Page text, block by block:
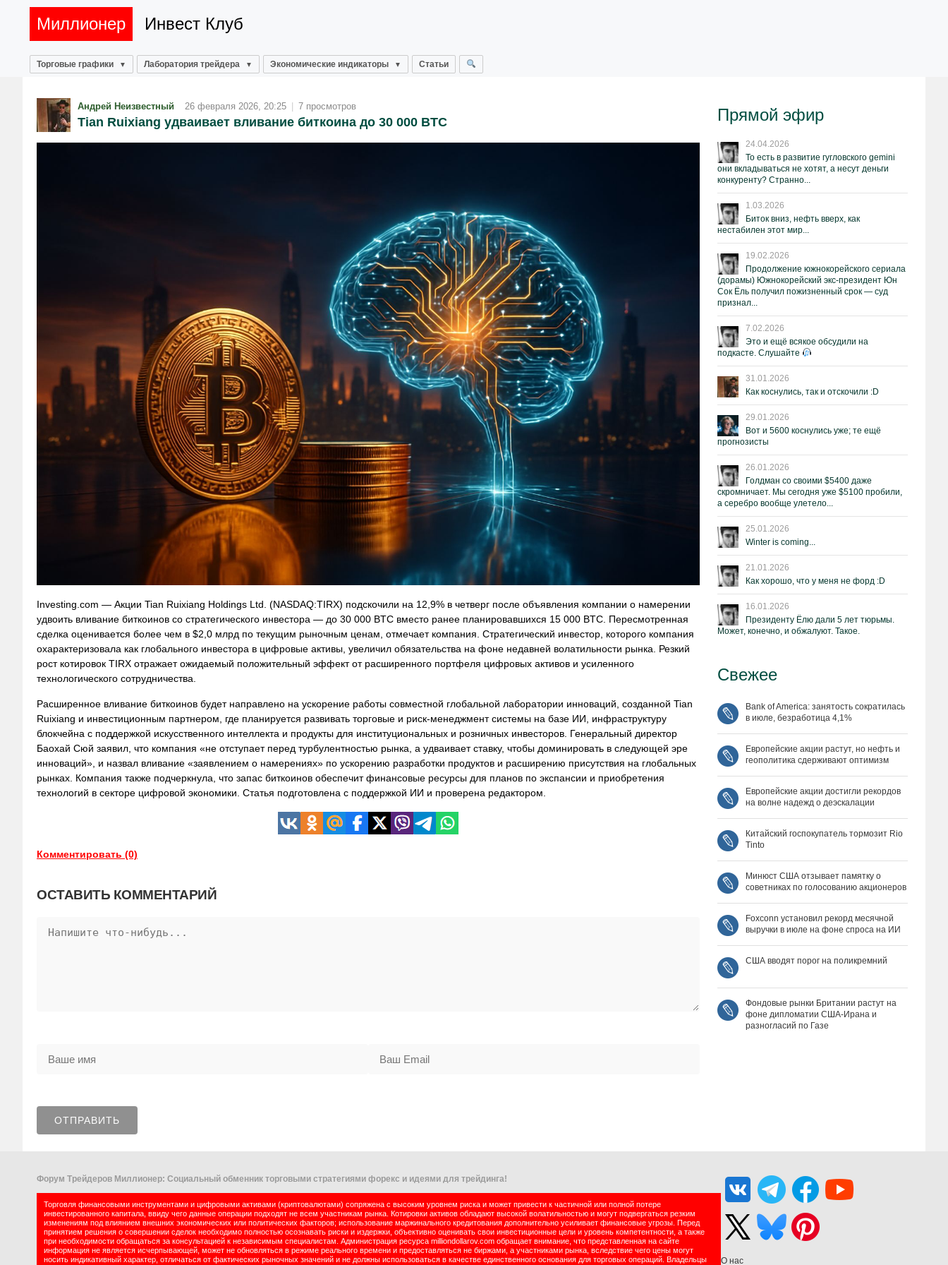
Миллионер Инвест Клуб
Торговые графики Лаборатория трейдера Экономические индикаторы Статьи
Андрей Неизвестный 26 февраля 2026, 20:25 | 7 просмотров
Tian Ruixiang удваивает вливание биткоина до 30 000 BTC
Investing.com — Акции Tian Ruixiang Holdings Ltd. (NASDAQ:TIRX) подскочили на 12,9% в четверг после объявления компании о намерении
удвоить вливание биткоинов со стратегического инвестора — до 30 000 BTC вместо ранее планировавшихся 15 000 BTC. Пересмотренная
сделка оценивается более чем в $2,0 млрд по текущим рыночным ценам, отмечает компания. Стратегический инвестор, которого компания
охарактеризовала как глобального инвестора в цифровые активы, увеличил обязательства на фоне недавней волатильности рынка. Резкий
рост котировок TIRX отражает ожидаемый положительный эффект от расширенного портфеля цифровых активов и усиленного
технологического сотрудничества.
Расширенное вливание биткоинов будет направлено на ускорение работы совместной глобальной лаборатории инноваций, созданной Tian
Ruixiang и инвестиционным партнером, где планируется развивать торговые и риск-менеджмент системы на базе ИИ, инфраструктуру
блокчейна с поддержкой искусственного интеллекта и продукты для институциональных и розничных инвесторов. Генеральный директор
Баохай Сюй заявил, что компания «не отступает перед турбулентностью рынка, а удваивает ставку, чтобы доминировать в следующей эре
инноваций», и назвал вливание «заявлением о намерениях» по ускорению разработки продуктов и расширению присутствия на глобальных
рынках. Компания также подчеркнула, что запас биткоинов обеспечит финансовые ресурсы для планов по экспансии и приобретения
технологий в секторе цифровой экономики. Статья подготовлена с поддержкой ИИ и проверена редактором.
Комментировать (0)
ОСТАВИТЬ КОММЕНТАРИЙ
Прямой эфир
24.04.2026
То есть в развитие гугловского gemini
они вкладываться не хотят, а несут деньги
конкуренту? Странно...
1.03.2026
Биток вниз, нефть вверх, как
нестабилен этот мир...
19.02.2026
Продолжение южнокорейского сериала
(дорамы) Южнокорейский экс-президент Юн
Сок Ёль получил пожизненный срок — суд
признал...
7.02.2026
Это и ещё всякое обсудили на
подкасте. Слушайте
31.01.2026
Как коснулись, так и отскочили :D
29.01.2026
Вот и 5600 коснулись уже; те ещё
прогнозисты
26.01.2026
Голдман со своими $5400 даже
скромничает. Мы сегодня уже $5100 пробили,
а серебро вообще улетело...
25.01.2026
Winter is coming...
21.01.2026
Как хорошо, что у меня не форд :D
16.01.2026
Президенту Ёлю дали 5 лет тюрьмы.
Может, конечно, и обжалуют. Такое.
Свежее
Bank of America: занятость сократилась
в июле, безработица 4,1%
Европейские акции растут, но нефть и
геополитика сдерживают оптимизм
Европейские акции достигли рекордов
на волне надежд о деэскалации
Китайский госпокупатель тормозит Rio
Tinto
Минюст США отзывает памятку о
советниках по голосованию акционеров
Foxconn установил рекорд месячной
выручки в июле на фоне спроса на ИИ
США вводят порог на поликремний
Фондовые рынки Британии растут на
фоне дипломатии США‑Ирана и
разногласий по Газе
Форум Трейдеров Миллионер: Социальный обменник торговыми стратегиями форекс и идеями для трейдинга!
Торговля финансовыми инструментами и цифровыми активами (криптовалютами) сопряжена с высоким уровнем риска и может привести к частичной или полной потере
инвестированного капитала, ввиду чего данные операции подходят не всем участникам рынка. Котировки активов обладают высокой волатильностью и могут подвергаться резким
изменениям под влиянием внешних экономических или политических факторов; использование маржинального кредитования дополнительно усиливает финансовые угрозы. Перед
принятием решения о совершении сделок необходимо полностью осознавать риски и издержки, объективно оценивать свои инвестиционные цели и уровень компетентности, а также
при необходимости обращаться за консультацией к независимым специалистам. Администрация ресурса milliondollarov.com обращает внимание, что представленная на сайте
информация не является исчерпывающей, может не обновляться в режиме реального времени и предоставляться не биржами, а участниками рынка, вследствие чего цены могут
носить индикативный характер, отличаться от фактических рыночных значений и не должны использоваться в качестве единственного основания для торговых операций. Владельцы
О нас